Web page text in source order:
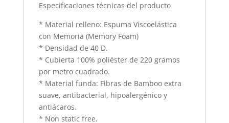
Especificaciones técnicas del producto
* Material relleno: Espuma Viscoelástica
con Memoria (Memory Foam)
* Densidad de 40 D.
* Cubierta 100% poliéster de 220 gramos
por metro cuadrado.
* Material funda: Fibras de Bamboo extra
suave, antibacterial, hipoalergénico y
antiácaros.
* Non static free.